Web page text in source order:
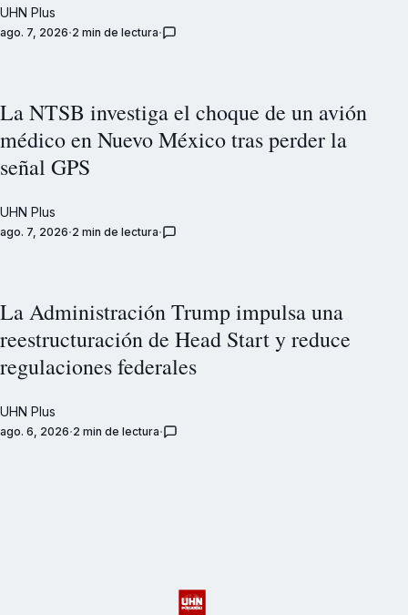
UHN Plus
ago. 7, 2026 2 min de lectura
La NTSB investiga el choque de un avión
médico en Nuevo México tras perder la
señal GPS
UHN Plus
ago. 7, 2026 2 min de lectura
La Administración Trump impulsa una
reestructuración de Head Start y reduce
regulaciones federales
UHN Plus
ago. 6, 2026 2 min de lectura